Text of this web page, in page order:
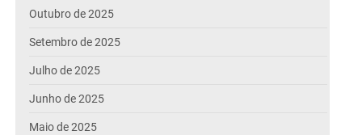
Outubro de 2025
Setembro de 2025
Julho de 2025
Junho de 2025
Maio de 2025